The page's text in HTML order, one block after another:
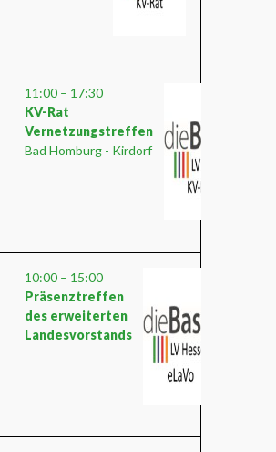
11:00 – 17:30
KV-Rat
Vernetzungstreffen
Bad Homburg - Kirdorf
10:00 – 15:00
Präsenztreffen
des erweiterten
Landesvorstands